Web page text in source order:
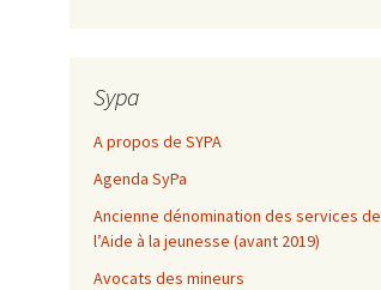
Sypa
A propos de SYPA
Agenda SyPa
Ancienne dénomination des services de
l’Aide à la jeunesse (avant 2019)
Avocats des mineurs